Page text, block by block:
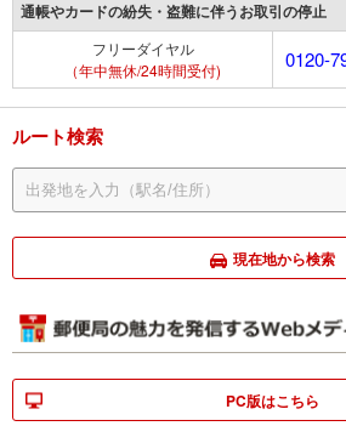
通帳やカードの紛失・盗難に伴うお取引の停止
フリーダイヤル
（年中無休/24時間受付)
0120-
ルート検索
現在地から検索
PC版はこちら